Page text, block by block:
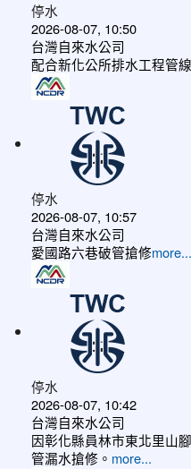
停水
2026-08-07, 10:50
台灣自來水公司
配合新化公所排水工程管
停水
2026-08-07, 10:57
台灣自來水公司
愛國路六巷破管搶修more...
停水
2026-08-07, 10:42
台灣自來水公司
因彰化縣員林市東北里山
管漏水搶修。 more...